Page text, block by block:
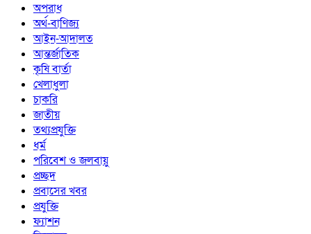
অপরাধ
অর্থ-বাণিজ্য
আইন-আদালত
আন্তর্জাতিক
কৃষি বার্তা
খেলাধুলা
চাকরি
জাতীয়
তথ্যপ্রযুক্তি
ধর্ম
পরিবেশ ও জলবায়ু
প্রচ্ছদ
প্রবাসের খবর
প্রযুক্তি
ফ্যাশন